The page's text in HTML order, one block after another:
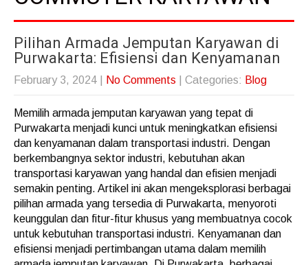
Pilihan Armada Jemputan Karyawan di
Purwakarta: Efisiensi dan Kenyamanan
February 3, 2024 No Comments | Categories: Blog
Memilih armada jemputan karyawan yang tepat di
Purwakarta menjadi kunci untuk meningkatkan efisiensi
dan kenyamanan dalam transportasi industri. Dengan
berkembangnya sektor industri, kebutuhan akan
transportasi karyawan yang handal dan efisien menjadi
semakin penting. Artikel ini akan mengeksplorasi berbagai
pilihan armada yang tersedia di Purwakarta, menyoroti
keunggulan dan fitur-fitur khusus yang membuatnya cocok
untuk kebutuhan transportasi industri. Kenyamanan dan
efisiensi menjadi pertimbangan utama dalam memilih